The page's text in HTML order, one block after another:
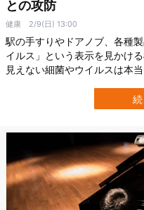
との攻防
健康 2/9(日) 13:00
駅の手すりやドアノブ、各種
イルス」という表示を見かけ
見えない細菌やウイルスは本
ません。 見えない微生物の実
して実際に銀・銅・光触媒と